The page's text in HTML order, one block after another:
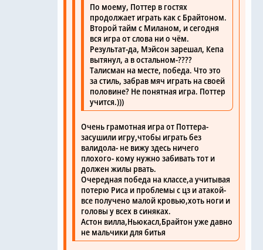
По моему, Поттер в гостях
продолжает играть как с Брайтоном.
Второй тайм с Миланом, и сегодня
вся игра от слова ни о чём.
Результат-да, Мэйсон зарешал, Кепа
вытянул, а в остальном-????
Талисман на месте, победа. Что это
за стиль, забрав мяч играть на своей
половине? Не понятная игра. Поттер
учится.)))
Очень грамотная игра от Поттера-
засушили игру,чтобы играть без
валидола- не вижу здесь ничего
плохого- кому нужно забивать тот и
должен жилы рвать.
Очередная победа на классе,а учитывая
потерю Риса и проблемы с цз и атакой-
все получено малой кровью,хоть ноги и
головы у всех в синяках.
Астон вилла,Ньюкасл,Брайтон уже давно
не мальчики для битья